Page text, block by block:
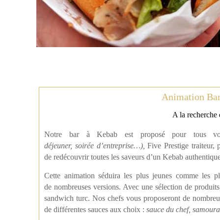
Animation
A la recherche
Notre bar à Kebab est proposé pour tous
déjeuner, soirée d’entreprise…),Five Prestige traiteur,
de redécouvrir toutes les saveurs d’un Kebab
Cette animation séduira les plus jeunes comme les
de nombreuses versions. Avec une sélection de
sandwich turc. Nos chefs vous proposeront de
de différentes sauces aux choix :sauce du chef,